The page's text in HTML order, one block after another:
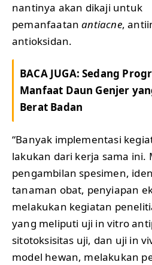
nantinya akan dikaji untuk
pemanfaatanantiacne,
antioksidan.
BACA JUGA:Sedang
Manfaat Daun Genjer
Berat Badan
“Banyak implementasi
lakukan dari kerja sama ini.
pengambilan spesimen,
tanaman obat, penyiapan
melakukan kegiatan
yang meliputi uji in vitro
sitotoksisitas uji, dan uji in
model hewan, melakukan